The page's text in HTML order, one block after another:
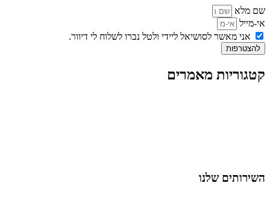
שם מלא
אי-מייל
אני מאשר לסושיאל ליידי ולטל נברו לשלוח לי דיוור.
להצטרפות
קטגוריות מאמרים
השירותים שלנו